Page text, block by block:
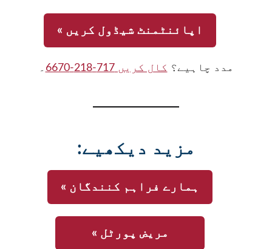
اپائنٹمنٹ شیڈول کریں »
مدد چاہیے؟ کال کریں 717-218-6670
مزید دیکھیے:
ہمارے فراہم کنندگان »
مریض پورٹل »